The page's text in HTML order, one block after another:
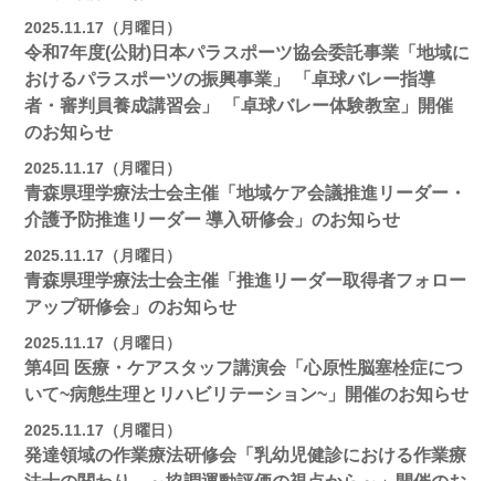
2025.11.17（月曜日）
令和7年度(公財)日本パラスポーツ協会委託事業「地域に
おけるパラスポーツの振興事業」 「卓球バレー指導
者・審判員養成講習会」 「卓球バレー体験教室」開催
のお知らせ
2025.11.17（月曜日）
青森県理学療法士会主催「地域ケア会議推進リーダー・
介護予防推進リーダー 導入研修会」のお知らせ
2025.11.17（月曜日）
青森県理学療法士会主催「推進リーダー取得者フォロー
アップ研修会」のお知らせ
2025.11.17（月曜日）
第4回 医療・ケアスタッフ講演会「心原性脳塞栓症につ
いて~病態生理とリハビリテーション~」開催のお知らせ
2025.11.17（月曜日）
発達領域の作業療法研修会「乳幼児健診における作業療